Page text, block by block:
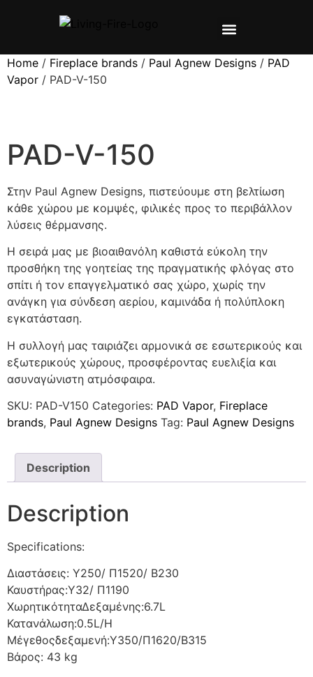
Home / Fireplace brands / Paul Agnew Designs / PAD
Vapor / PAD-V-150
PAD-V-150
Στην Paul Agnew Designs, πιστεύουμε στη βελτίωση
κάθε χώρου με κομψές, φιλικές προς το περιβάλλον
λύσεις θέρμανσης.
Η σειρά μας με βιοαιθανόλη καθιστά εύκολη την
προσθήκη της γοητείας της πραγματικής φλόγας στο
σπίτι ή τον επαγγελματικό σας χώρο, χωρίς την
ανάγκη για σύνδεση αερίου, καμινάδα ή πολύπλοκη
εγκατάσταση.
Η συλλογή μας ταιριάζει αρμονικά σε εσωτερικούς και
εξωτερικούς χώρους, προσφέροντας ευελιξία και
ασυναγώνιστη ατμόσφαιρα.
SKU: PAD-V150 Categories: PAD Vapor, Fireplace
brands, Paul Agnew Designs Tag: Paul Agnew Designs
Description
Description
Specifications:
Διαστάσεις: Υ250/ Π1520/ Β230
Καυστήρας:Y32/ Π1190
ΧωρητικότηταΔεξαμένης:6.7L
Κατανάλωση:0.5L/H
Μέγεθοςδεξαμενή:Y350/Π1620/B315
Βάρος: 43 kg